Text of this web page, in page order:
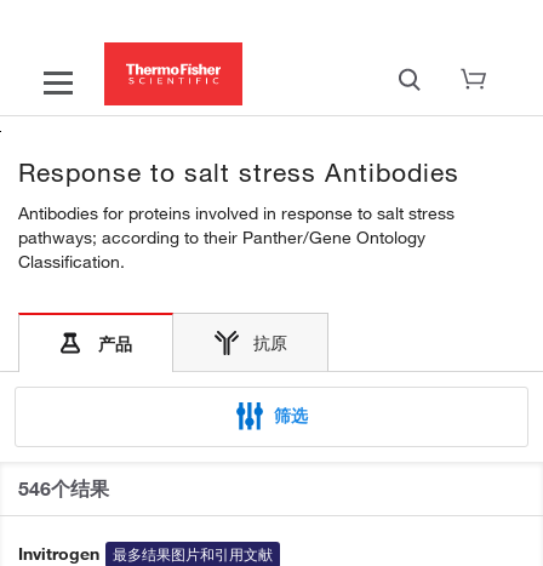
Response to salt stress Antibodies
Antibodies for proteins involved in response to salt stress
pathways; according to their Panther/Gene Ontology
Classification.
产品 抗原
筛选
546个结果
Invitrogen 最多结果图片和引用文献